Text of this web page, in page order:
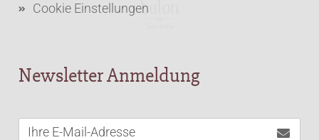
Cookie Einstellungen
Newsletter Anmeldung